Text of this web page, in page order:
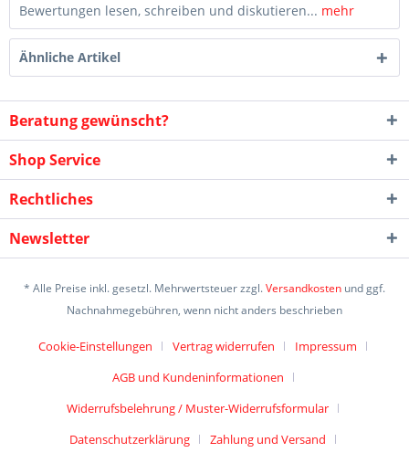
Bewertungen lesen, schreiben und diskutieren... mehr
Ähnliche Artikel
Beratung gewünscht?
Shop Service
Rechtliches
Newsletter
* Alle Preise inkl. gesetzl. Mehrwertsteuer zzgl.Versandkosten und ggf.
Nachnahmegebühren, wenn nicht anders beschrieben
Cookie-Einstellungen Vertrag widerrufen
Impressum
AGB und Kundeninformationen
Widerrufsbelehrung / Muster-Widerrufsformular
Datenschutzerklärung
Zahlung und Versand